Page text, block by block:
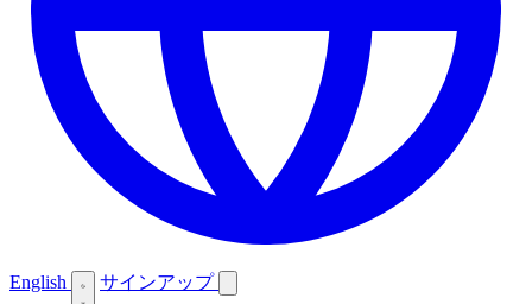
English サインアップ